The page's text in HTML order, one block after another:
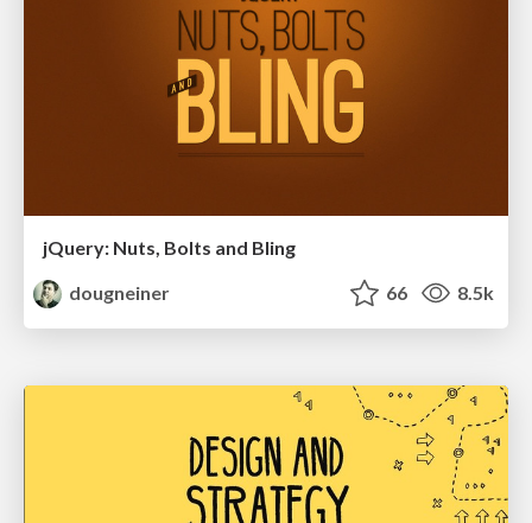
jQuery: Nuts, Bolts and Bling
dougneiner
66 8.5k